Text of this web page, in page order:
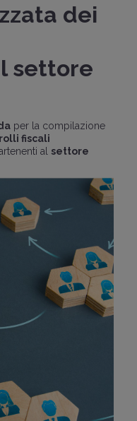
dei
settore
per la compilazione
fiscali
al settore